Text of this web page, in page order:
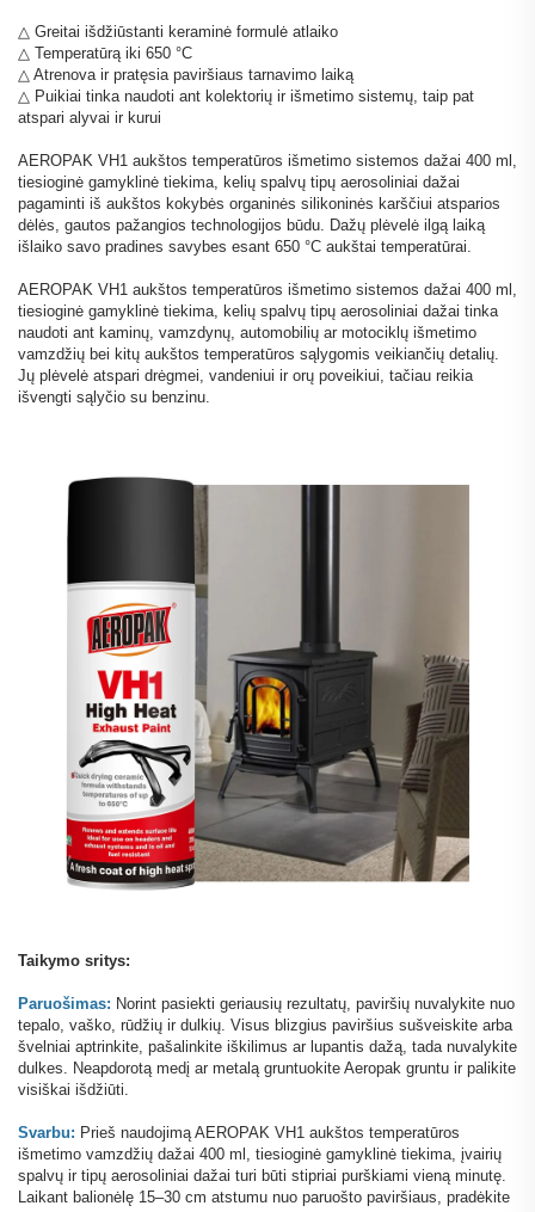
△ Greitai išdžiūstanti keraminė formulė atlaiko
△ Temperatūrą iki 650 °C
△ Atrenova ir pratęsia paviršiaus tarnavimo laiką
△ Puikiai tinka naudoti ant kolektorių ir išmetimo sistemų, taip pat
atspari alyvai ir kurui
AEROPAK VH1 aukštos temperatūros išmetimo sistemos dažai 400 ml,
tiesioginė gamyklinė tiekima, kelių spalvų tipų aerosoliniai dažai
pagaminti iš aukštos kokybės organinės silikoninės karščiui atsparios
dėlės, gautos pažangios technologijos būdu. Dažų plėvelė ilgą laiką
išlaiko savo pradines savybes esant 650 °C aukštai temperatūrai.
AEROPAK VH1 aukštos temperatūros išmetimo sistemos dažai 400 ml,
tiesioginė gamyklinė tiekima, kelių spalvų tipų aerosoliniai dažai tinka
naudoti ant kaminų, vamzdynų, automobilių ar motociklų išmetimo
vamzdžių bei kitų aukštos temperatūros sąlygomis veikiančių detalių.
Jų plėvelė atspari drėgmei, vandeniui ir orų poveikiui, tačiau reikia
išvengti sąlyčio su benzinu.
Taikymo sritys:
Paruošimas: Norint pasiekti geriausių rezultatų, paviršių nuvalykite nuo
tepalo, vaško, rūdžių ir dulkių. Visus blizgius paviršius sušveiskite arba
švelniai aptrinkite, pašalinkite iškilimus ar lupantis dažą, tada nuvalykite
dulkes. Neapdorotą medį ar metalą gruntuokite Aeropak gruntu ir palikite
visiškai išdžiūti.
Svarbu: Prieš naudojimą AEROPAK VH1 aukštos temperatūros
išmetimo vamzdžių dažai 400 ml, tiesioginė gamyklinė tiekima, įvairių
spalvų ir tipų aerosoliniai dažai turi būti stipriai purškiami vieną minutę.
Laikant balionėlę 15–30 cm atstumu nuo paruošto paviršiaus, pradėkite